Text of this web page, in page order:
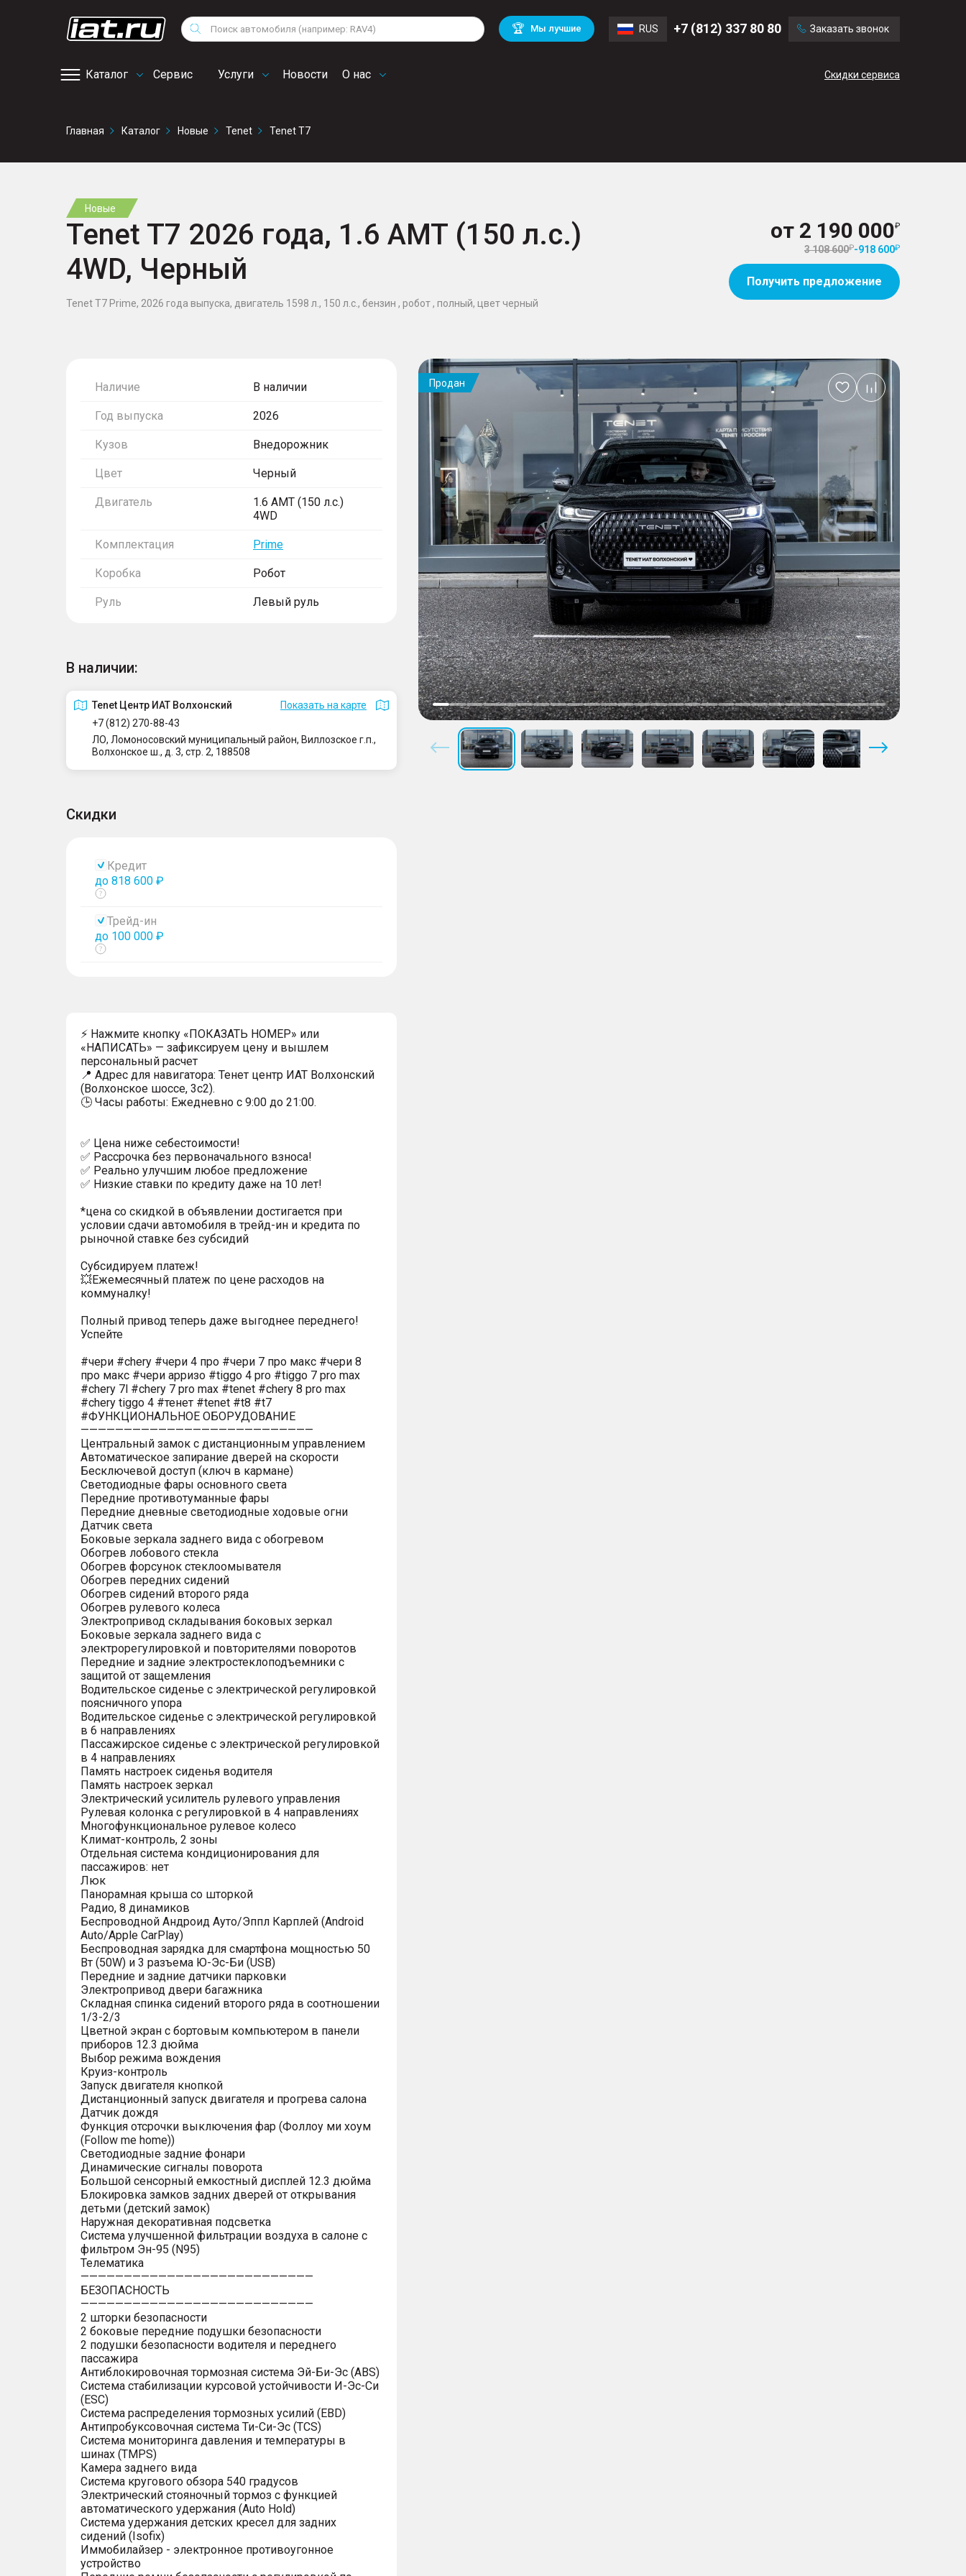
Поиск 🏆 Мы лучшие RUS +7 (812) 337 80 80 Заказать звонок
Каталог Сервис
сервис
Услуги Новости О нас Скидки сервиса
Снегоходы
Квадроциклы
Volkswagen
Mitsubishi BMW
Audi
Chevrolet Mercedes Benz
Главная Каталог Новые Tenet Tenet T7
Новые
Tenet T7 2026 года, 1.6 AMT (150 л.с.)
4WD, Черный
Tenet T7 Prime, 2026 года выпуска, двигатель 1598 л., 150 л.с., бензин , робот , полный, цвет черный
от 2 190 000
3 108 600 -918 600
Получить предложение
Наличие В наличии
Год выпуска 2026
Кузов Внедорожник
Цвет Черный
Двигатель
1.6 AMT (150 л.с.)
4WD
Комплектация Prime
Коробка Робот
Руль Левый руль
В наличии:
Tenet Центр ИАТ Волхонский
Показать на карте
+7 (812) 270-88-43
ЛО, Ломоносовский муниципальный район, Виллозское г.п.,
Волхонское ш., д. 3, стр. 2, 188508
Скидки
Кредит
до 818 600 ₽
Показать
Трейд-ин
до 100 000 ₽
Показать
⚡ Нажмите кнопку «ПОКАЗАТЬ НОМЕР» или
«НАПИСАТЬ» — зафиксируем цену и вышлем
персональный расчет
📍 Адрес для навигатора: Тенет центр ИАТ Волхонский
(Волхонское шоссе, 3с2).
🕒 Часы работы: Ежедневно с 9:00 до 21:00.
✅ Цена ниже себестоимости!
✅ Рассрочка без первоначального взноса!
✅ Реально улучшим любое предложение
✅ Низкие ставки по кредиту даже на 10 лет!
*цена со скидкой в объявлении достигается при
условии сдачи автомобиля в трейд-ин и кредита по
рыночной ставке без субсидий
Субсидируем платеж!
💥Ежемесячный платеж по цене расходов на
коммуналку!
Полный привод теперь даже выгоднее переднего!
Успейте
#чери #chery #чери 4 про #чери 7 про макс #чери 8
про макс #чери арризо #tiggo 4 pro #tiggo 7 pro max
#chery 7l #chery 7 pro max #tenet #chery 8 pro max
#chery tiggo 4 #тенет #tenet #t8 #t7
#ФУНКЦИОНАЛЬНОЕ ОБОРУДОВАНИЕ
———————————————————————————
Центральный замок с дистанционным управлением
Автоматическое запирание дверей на скорости
Бесключевой доступ (ключ в кармане)
Светодиодные фары основного света
Передние противотуманные фары
Передние дневные светодиодные ходовые огни
Датчик света
Боковые зеркала заднего вида с обогревом
Обогрев лобового стекла
Обогрев форсунок стеклоомывателя
Обогрев передних сидений
Обогрев сидений второго ряда
Обогрев рулевого колеса
Электропривод складывания боковых зеркал
Боковые зеркала заднего вида с
электрорегулировкой и повторителями поворотов
Передние и задние электростеклоподъемники с
защитой от защемления
Водительское сиденье с электрической регулировкой
поясничного упора
Водительское сиденье с электрической регулировкой
в 6 направлениях
Пассажирское сиденье с электрической регулировкой
в 4 направлениях
Память настроек сиденья водителя
Память настроек зеркал
Электрический усилитель рулевого управления
Рулевая колонка с регулировкой в 4 направлениях
Многофункциональное рулевое колесо
Климат-контроль, 2 зоны
Отдельная система кондиционирования для
пассажиров: нет
Люк
Панорамная крыша со шторкой
Радио, 8 динамиков
Беспроводной Андроид Ауто/Эппл Карплей (Android
Auto/Apple CarPlay)
Беспроводная зарядка для смартфона мощностью 50
Вт (50W) и 3 разъема Ю-Эс-Би (USB)
Передние и задние датчики парковки
Электропривод двери багажника
Складная спинка сидений второго ряда в соотношении
1/3-2/3
Цветной экран с бортовым компьютером в панели
приборов 12.3 дюйма
Выбор режима вождения
Круиз-контроль
Запуск двигателя кнопкой
Дистанционный запуск двигателя и прогрева салона
Датчик дождя
Функция отсрочки выключения фар (Фоллоу ми хоум
(Follow me home))
Светодиодные задние фонари
Динамические сигналы поворота
Большой сенсорный емкостный дисплей 12.3 дюйма
Блокировка замков задних дверей от открывания
детьми (детский замок)
Наружная декоративная подсветка
Система улучшенной фильтрации воздуха в салоне с
фильтром Эн-95 (N95)
Телематика
———————————————————————————
БЕЗОПАСНОСТЬ
———————————————————————————
2 шторки безопасности
2 боковые передние подушки безопасности
2 подушки безопасности водителя и переднего
пассажира
Антиблокировочная тормозная система Эй-Би-Эс (ABS)
Система стабилизации курсовой устойчивости И-Эс-Си
(ESC)
Система распределения тормозных усилий (EBD)
Антипробуксовочная система Ти-Си-Эс (TCS)
Система мониторинга давления и температуры в
шинах (TMPS)
Камера заднего вида
Система кругового обзора 540 градусов
Электрический стояночный тормоз с функцией
автоматического удержания (Auto Hold)
Система удержания детских кресел для задних
сидений (Isofix)
Иммобилайзер - электронное противоугонное
устройство
Продан
Добавить
в